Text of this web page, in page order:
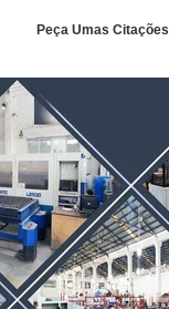
Peça Umas Citações